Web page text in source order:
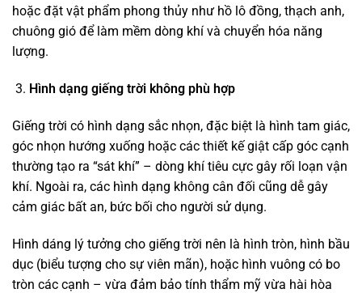
hoặc đặt vật phẩm phong thủy như hồ lô đồng, thạch anh,
chuông gió để làm mềm dòng khí và chuyển hóa năng
lượng.
Hình dạng giếng trời không phù hợp
Giếng trời có hình dạng sắc nhọn, đặc biệt là hình tam giác,
góc nhọn hướng xuống hoặc các thiết kế giật cấp góc cạnh
thường tạo ra “sát khí” – dòng khí tiêu cực gây rối loạn vận
khí. Ngoài ra, các hình dạng không cân đối cũng dễ gây
cảm giác bất an, bức bối cho người sử dụng.
Hình dáng lý tưởng cho giếng trời nên là hình tròn, hình bầu
dục (biểu tượng cho sự viên mãn), hoặc hình vuông có bo
tròn các cạnh – vừa đảm bảo tính thẩm mỹ vừa hài hòa